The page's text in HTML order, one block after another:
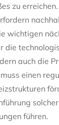
zu erreichen.
wichtigen
die
auch die
einen
führen.